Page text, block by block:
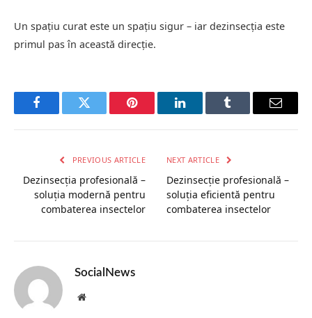
Un spațiu curat este un spațiu sigur – iar dezinsecția este
primul pas în această direcție.
FacebookTwitter Pinterest LinkedInTumblr Email
PREVIOUS ARTICLE
Dezinsecția profesională –
soluția modernă pentru
combaterea insectelor
NEXT ARTICLE
Dezinsecție profesională –
soluția eficientă pentru
combaterea insectelor
SocialNews
Website